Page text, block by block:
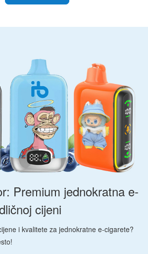
Premium jednokratna e-
cijeni
i kvalitete za jednokratne e-cigarete?